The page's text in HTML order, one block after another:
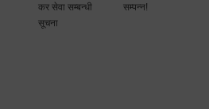
सम्पन्न!
कार्यक्रम